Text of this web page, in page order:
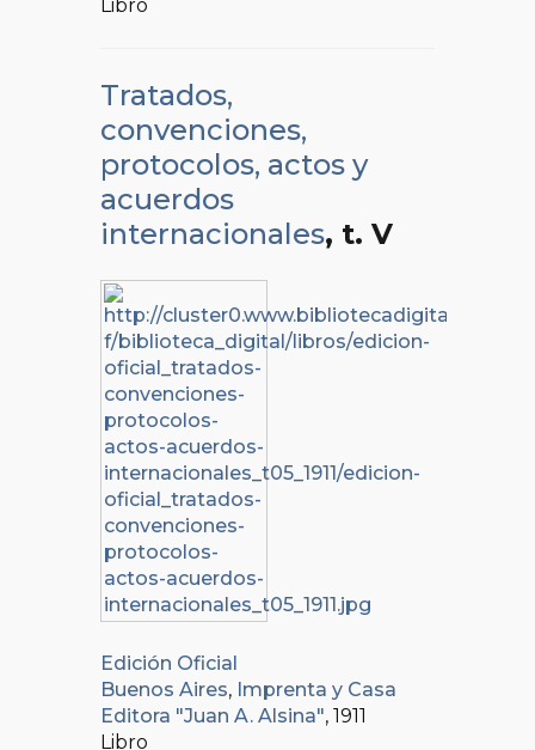
Libro
Tratados,
convenciones,
protocolos, actos y
acuerdos
internacionales, t. V
Edición Oficial
Buenos Aires, Imprenta y Casa
Editora "Juan A. Alsina", 1911
Libro